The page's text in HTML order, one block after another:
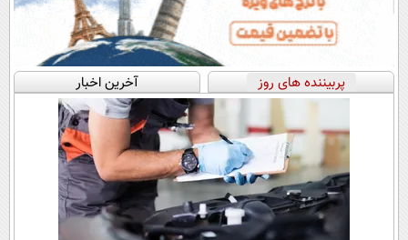
پربیننده های روز آخرین اخبار